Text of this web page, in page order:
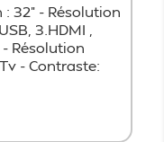
32" - Résolution
3.HDMI ,
- Résolution
- Contraste: